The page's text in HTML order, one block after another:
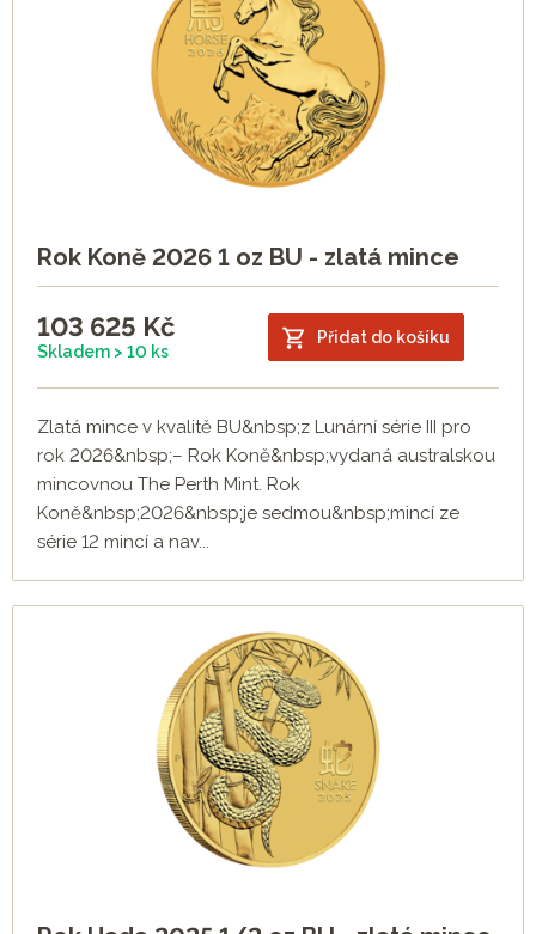
Rok Koně 2026 1 oz BU - zlatá mince
103 625 Kč
Skladem > 10 ks
Přidat do košíku
Zlatá mince v kvalitě BU&nbsp;z Lunární série III pro
rok 2026&nbsp;– Rok Koně&nbsp;vydaná australskou
mincovnou The Perth Mint. Rok
Koně&nbsp;2026&nbsp;je sedmou&nbsp;mincí ze
série 12 mincí a nav...